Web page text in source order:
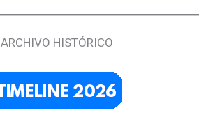
ARCHIVO HISTÓRICO